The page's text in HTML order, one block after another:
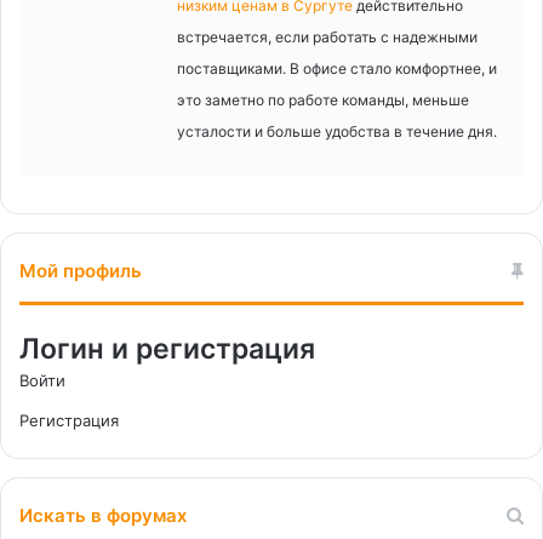
низким ценам в Сургуте действительно
встречается, если работать с надежными
поставщиками. В офисе стало комфортнее, и
это заметно по работе команды, меньше
усталости и больше удобства в течение дня.
Мой профиль
Логин и регистрация
Войти
Регистрация
Искать в форумах